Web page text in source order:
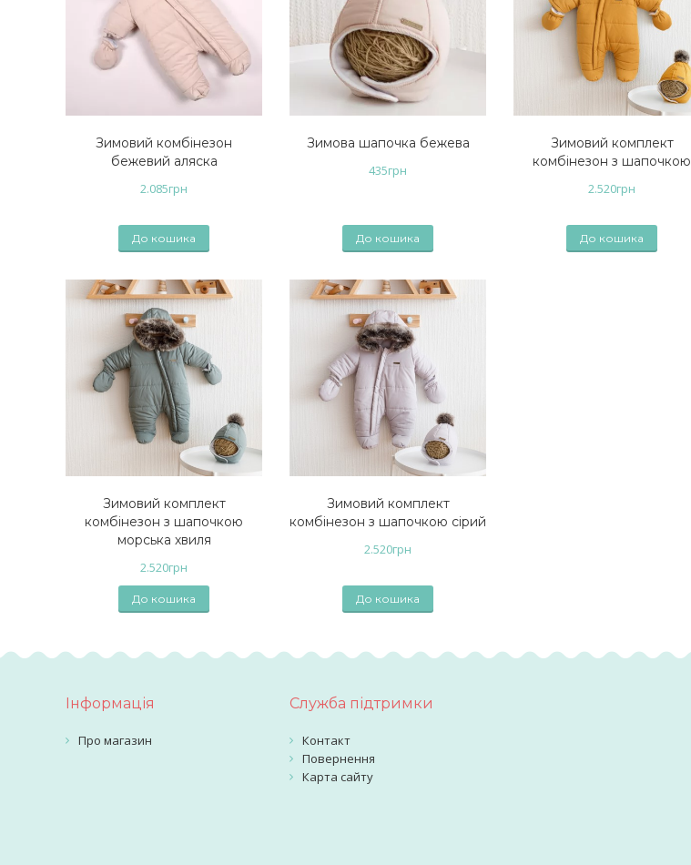
Зимовий комбінезон
бежевий аляска
2.085грн
До кошика
Зимова шапочка бежева
435грн
До кошика
Зимовий комплект
комбінезон з шапочкою
2.520грн
До кошика
Зимовий комплект
комбінезон з шапочкою
морська хвиля
2.520грн
До кошика
Зимовий комплект
комбінезон з шапочкою сірий
2.520грн
До кошика
Інформація
Про магазин
Служба підтримки
Контакт
Повернення
Карта сайту